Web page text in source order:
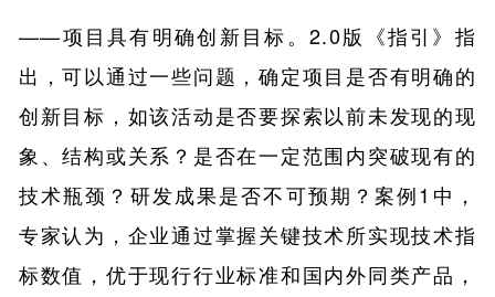
——项目具有明确创新目标。2.0版《指引》指
出，可以通过一些问题，确定项目是否有明确的
创新目标，如该活动是否要探索以前未发现的现
象、结构或关系？是否在一定范围内突破现有的
技术瓶颈？研发成果是否不可预期？案例1中，
专家认为，企业通过掌握关键技术所实现技术指
标数值，优于现行行业标准和国内外同类产品，